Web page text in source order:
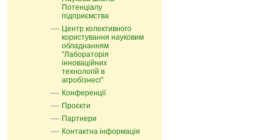
Потенціалу
підприємства
Центр колективного
користування науковим
обладнанням
"Лабораторія
інноваційних
технологій в
агробізнесі"
Конференції
Проєкти
Партнери
Контактна інформація